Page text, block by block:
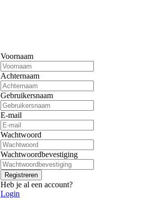
Voornaam
Achternaam
Gebruikersnaam
E-mail
Wachtwoord
Wachtwoordbevestiging
Registreren
Heb je al een account?
Login